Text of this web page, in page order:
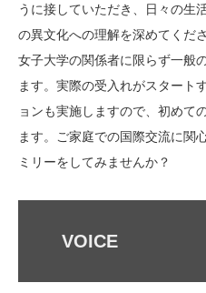
うに接していただき、日々の生
の異文化への理解を深めてくだ
女子大学の関係者に限らず一般
ます。実際の受入れがスタート
ョンも実施しますので、初めて
ます。ご家庭での国際交流に関
ミリーをしてみませんか？
VOICE